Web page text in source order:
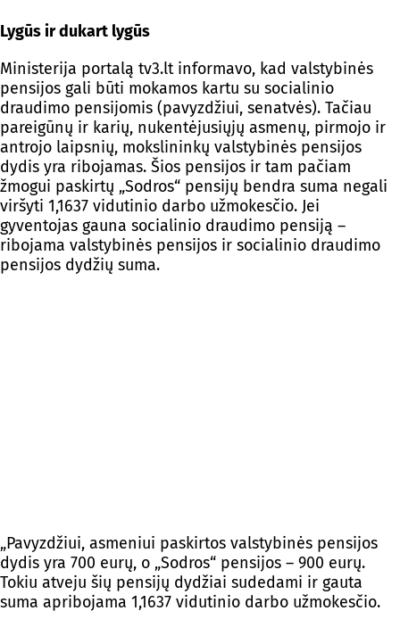
Lygūs ir dukart lygūs
Ministerija portalą tv3.lt informavo, kad valstybinės
pensijos gali būti mokamos kartu su socialinio
draudimo pensijomis (pavyzdžiui, senatvės). Tačiau
pareigūnų ir karių, nukentėjusiųjų asmenų, pirmojo ir
antrojo laipsnių, mokslininkų valstybinės pensijos
dydis yra ribojamas. Šios pensijos ir tam pačiam
žmogui paskirtų „Sodros“ pensijų bendra suma negali
viršyti 1,1637 vidutinio darbo užmokesčio. Jei
gyventojas gauna socialinio draudimo pensiją –
ribojama valstybinės pensijos ir socialinio draudimo
pensijos dydžių suma.
„Pavyzdžiui, asmeniui paskirtos valstybinės pensijos
dydis yra 700 eurų, o „Sodros“ pensijos – 900 eurų.
Tokiu atveju šių pensijų dydžiai sudedami ir gauta
suma apribojama 1,1637 vidutinio darbo užmokesčio.